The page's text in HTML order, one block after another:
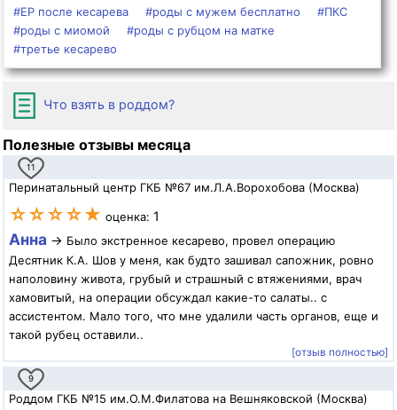
#ЕР после кесарева #роды с мужем бесплатно
#ПКС
#роды с миомой
#роды с рубцом на матке
#третье кесарево
Что взять в роддом?
Полезные отзывы месяца
11
Перинатальный центр ГКБ №67 им.Л.А.Ворохобова (Москва)
☆☆☆☆★ оценка: 1
Анна → Было экстренное кесарево, провел операцию
Десятник К.А. Шов у меня, как будто зашивал сапожник, ровно
наполовину живота, грубый и страшный с втяжениями, врач
хамовитый, на операции обсуждал какие-то салаты.. с
ассистентом. Мало того, что мне удалили часть органов, еще и
такой рубец оставили..
[отзыв полностью]
9
Роддом ГКБ №15 им.О.М.Филатова на Вешняковской (Москва)